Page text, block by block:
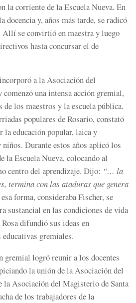
la corriente de la Escuela Nueva. En
docencia y, años más tarde, se radicó
Allí se convirtió en maestra y luego
hasta concursar el de
a la Asociación del
una intensa acción gremial,
de los maestros y la escuela pública.
populares de Rosario, constató
la educación popular, laica y
Durante estos años aplicó los
la Escuela Nueva, colocando al
centro del aprendizaje. Dijo: “… la
termina con las ataduras que genera
forma, consideraba Fischer, se
sustancial en las condiciones de vida
difundió sus ideas en
gremiales.
gremial logró reunir a los docentes
la unión de la Asociación del
Asociación del Magisterio de Santa
de los trabajadores de la